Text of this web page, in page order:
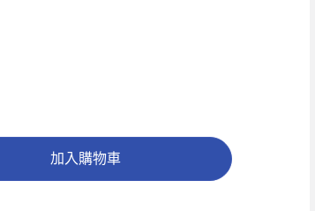
加入購物車